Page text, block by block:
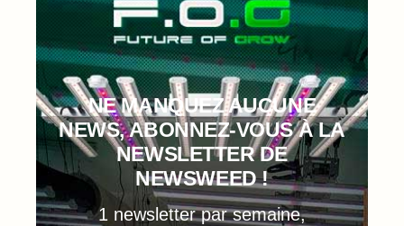
NE MANQUEZ AUCUNE
NEWS, ABONNEZ-VOUS À LA
NEWSLETTER DE
NEWSWEED !
1 newsletter par semaine,